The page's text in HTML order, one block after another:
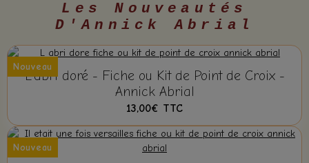
Les Nouveautés
D'Annick Abrial
Nouveau
L'abri doré - Fiche ou Kit de Point de Croix -
Annick Abrial
13,00€ TTC
Nouveau